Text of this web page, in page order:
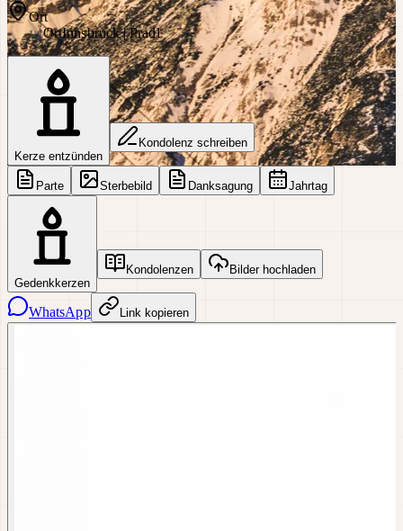
Ort
OrtInnsbruck | Pradl
Kerze entzünden
Kondolenz schreiben
Parte Sterbebild Danksagung Jahrtag
Gedenkkerzen
Kondolenzen Bilder hochladen
WhatsApp Link kopieren